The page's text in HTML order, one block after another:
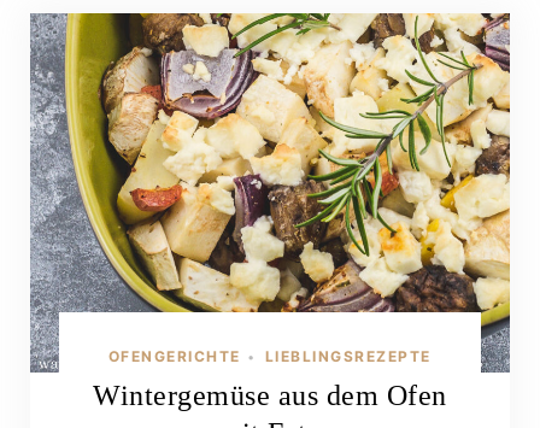
OFENGERICHTE • LIEBLINGSREZEPTE
Wintergemüse aus dem Ofen